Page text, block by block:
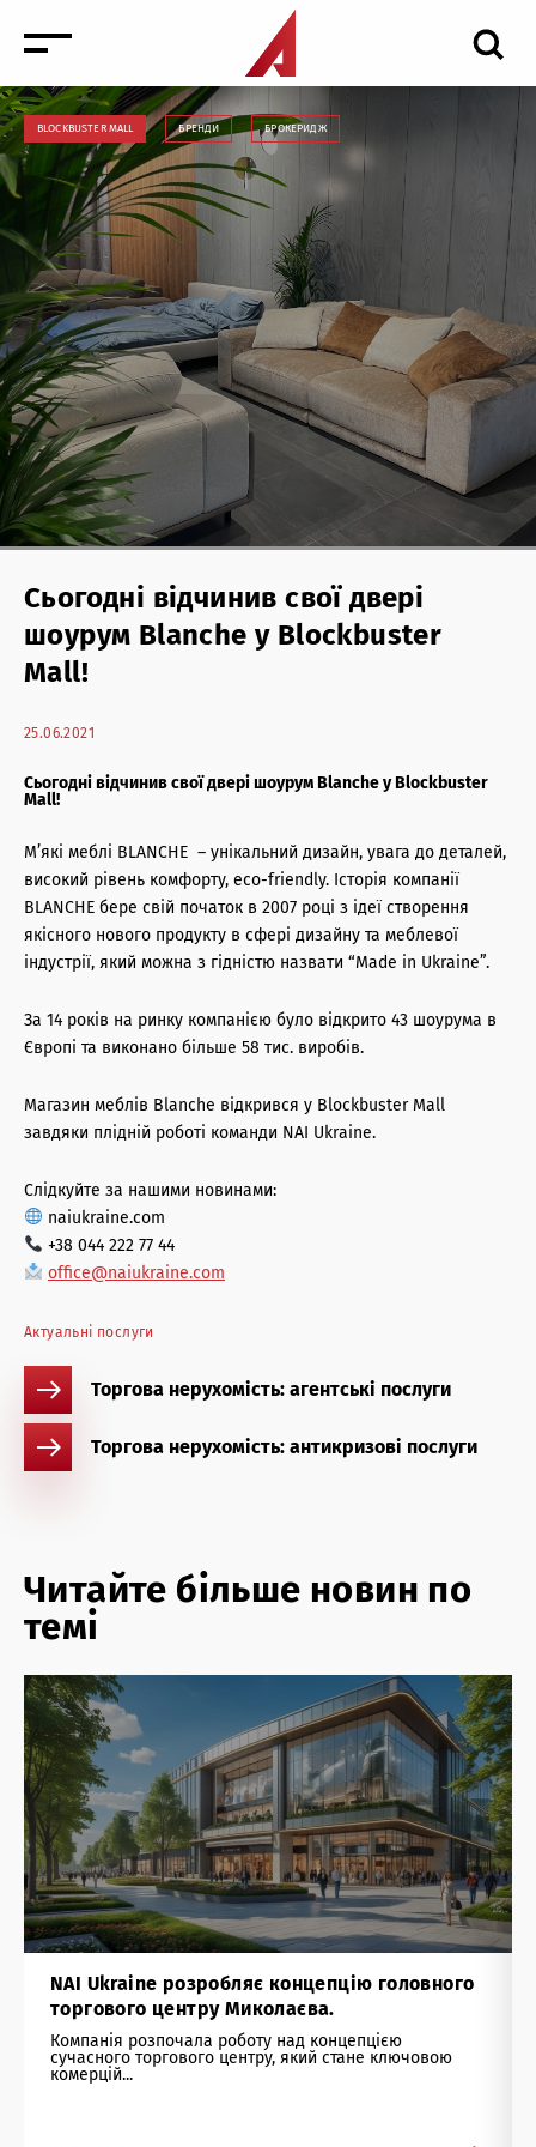
Новини
Заходи
Медіа
Інвестиції в нерухомість
Житлова нерухомість: антикризові послуги
Офісна нерухомість: антикризові послуги
Інвестиції в нерухомість
Архітектурні послуги
Управління нерухомістю
BLOCKBUSTER MALL БРЕНДИ БРОКЕРИДЖ
Сьогодні відчинив свої двері
шоурум Blanche у Blockbuster
Mall!
25.06.2021
Сьогодні відчинив свої двері шоурум Blanche у Blockbuster
Mall!
М’які меблі BLANCHE – унікальний дизайн, увага до деталей,
високий рівень комфорту, eco-friendly. Історія компанії
BLANCHE бере свій початок в 2007 році з ідеї створення
якісного нового продукту в сфері дизайну та меблевої
індустрії, який можна з гідністю назвати “Made in Ukraine”.
За 14 років на ринку компанією було відкрито 43 шоурума в
Європі та виконано більше 58 тис. виробів.
Магазин меблів Blanche відкрився у Blockbuster Mall
завдяки плідній роботі команди NAI Ukraine.
Слідкуйте за нашими новинами:
naiukraine.com
+38 044 222 77 44
office@naiukraine.com
Актуальні послуги
Торгова нерухомість: агентські послуги
Торгова нерухомість: антикризові послуги
Читайте більше новин по
темі
NAI Ukraine розробляє концепцію головного
торгового центру Миколаєва.
Компанія розпочала роботу над концепцією
сучасного торгового центру, який стане ключовою
комерцій...